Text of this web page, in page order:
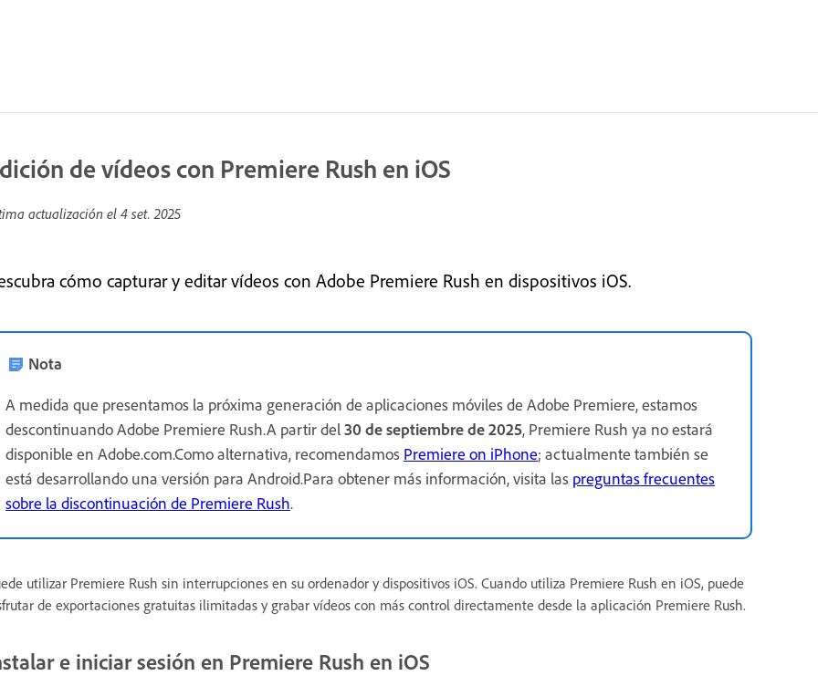
de vídeos con Premiere Rush en iOS
actualización el 4 set. 2025
cómo capturar y editar vídeos con Adobe Premiere Rush en dispositivos iOS.
Nota
A medida que presentamos la próxima generación de aplicaciones móviles de Adobe Premiere, estamos
descontinuando Adobe Premiere Rush.A partir del30 de septiembre de 2025, Premiere Rush ya no estará
disponible en Adobe.com.Como alternativa, recomendamos Premiere on iPhone; actualmente también se
está desarrollando una versión para Android.Para obtener más información, visita las preguntas frecuentes
sobre la discontinuación de Premiere Rush.
utilizar Premiere Rush sin interrupciones en su ordenador y dispositivos iOS. Cuando utiliza Premiere Rush en iOS, puede
de exportaciones gratuitas ilimitadas y grabar vídeos con más control directamente desde la aplicación Premiere Rush.
e iniciar sesión en Premiere Rush en iOS